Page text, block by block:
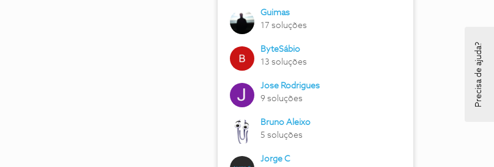
Guimas
17 soluções
ByteSábio
13 soluções
Jose Rodrigues
9 soluções
Bruno Aleixo
5 soluções
Jorge C
Precisa de ajuda?